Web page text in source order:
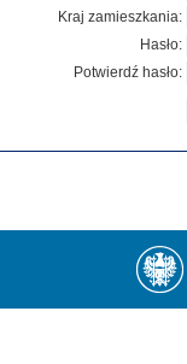
Kraj zamieszkania:
Hasło:
Potwierdź hasło: